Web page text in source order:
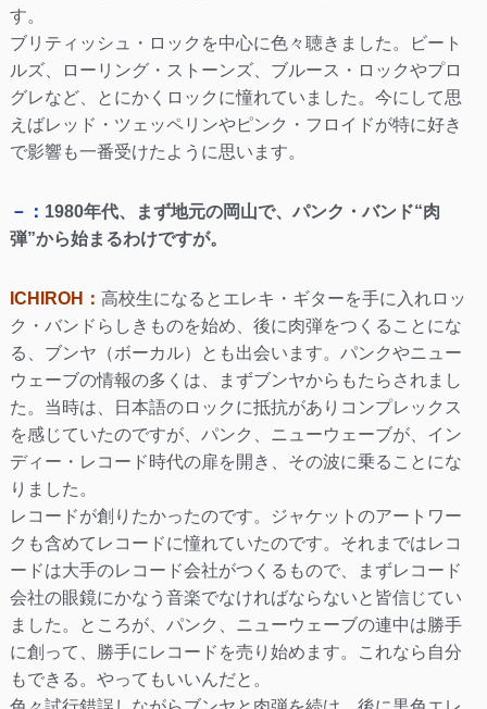
す。
ブリティッシュ・ロックを中心に色々聴きました。ビート
ルズ、ローリング・ストーンズ、ブルース・ロックやプロ
グレなど、とにかくロックに憧れていました。今にして思
えばレッド・ツェッペリンやピンク・フロイドが特に好き
で影響も一番受けたように思います。
－： 1980年代、まず地元の岡山で、パンク・バンド“肉
弾”から始まるわけですが。
ICHIROH： 高校生になるとエレキ・ギターを手に入れロッ
ク・バンドらしきものを始め、後に肉弾をつくることにな
る、ブンヤ（ボーカル）とも出会います。パンクやニュー
ウェーブの情報の多くは、まずブンヤからもたらされまし
た。当時は、日本語のロックに抵抗がありコンプレックス
を感じていたのですが、パンク、ニューウェーブが、イン
ディー・レコード時代の扉を開き、その波に乗ることにな
りました。
レコードが創りたかったのです。ジャケットのアートワー
クも含めてレコードに憧れていたのです。それまではレコ
ードは大手のレコード会社がつくるもので、まずレコード
会社の眼鏡にかなう音楽でなければならないと皆信じてい
ました。ところが、パンク、ニューウェーブの連中は勝手
に創って、勝手にレコードを売り始めます。これなら自分
もできる。やってもいいんだと。